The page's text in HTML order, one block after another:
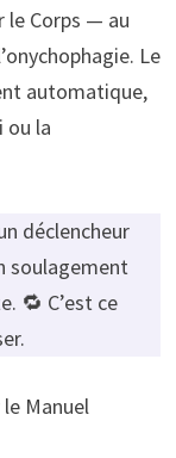
le Corps — au
Le
automatique,
ou la
déclencheur
soulagement
🔁 C’est ce
Manuel